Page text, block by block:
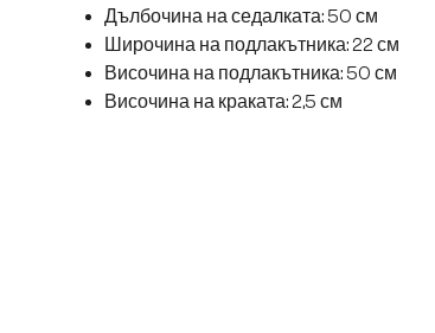
Дълбочина на седалката: 50 см
Широчина на подлакътника: 22 см
Височина на подлакътника: 50 см
Височина на краката: 2,5 см